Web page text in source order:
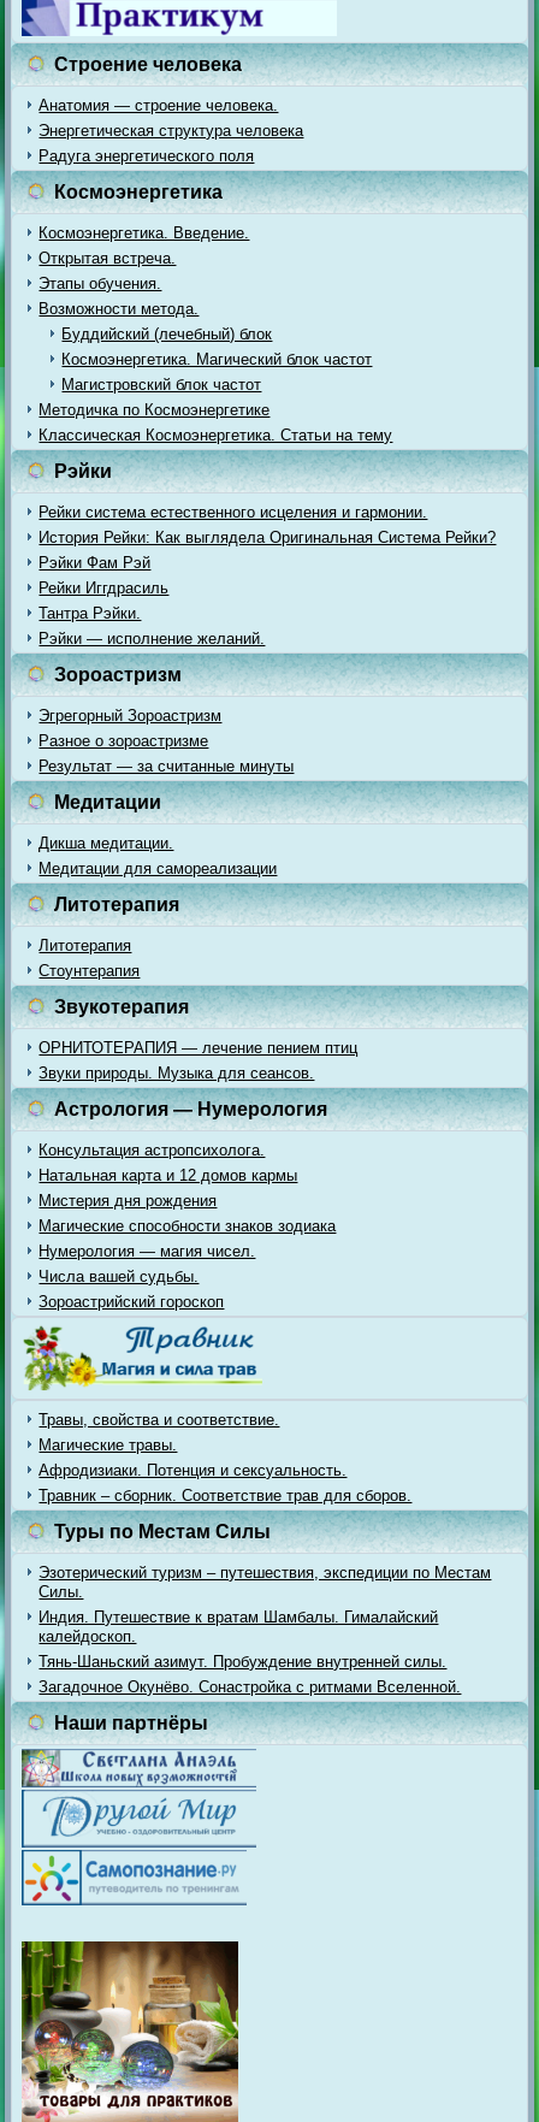
Строение человека
Анатомия — строение человека.
Энергетическая структура человека
Радуга энергетического поля
Космоэнергетика
Космоэнергетика. Введение.
Открытая встреча.
Этапы обучения.
Возможности метода.
Буддийский (лечебный) блок
Космоэнергетика. Магический блок частот
Магистровский блок частот
Методичка по Космоэнергетике
Классическая Космоэнергетика. Статьи на тему
Рэйки
Рейки система естественного исцеления и гармонии.
История Рейки: Как выглядела Оригинальная Система Рейки?
Рэйки Фам Рэй
Рейки Иггдрасиль
Тантра Рэйки.
Рэйки — исполнение желаний.
Зороастризм
Эгрегорный Зороастризм
Разное о зороастризме
Результат — за считанные минуты
Медитации
Дикша медитации.
Медитации для самореализации
Литотерапия
Литотерапия
Стоунтерапия
Звукотерапия
ОРНИТОТЕРАПИЯ — лечение пением птиц
Звуки природы. Музыка для сеансов.
Астрология — Нумерология
Консультация астропсихолога.
Натальная карта и 12 домов кармы
Мистерия дня рождения
Магические способности знаков зодиака
Нумерология — магия чисел.
Числа вашей судьбы.
Зороастрийский гороскоп
Травы, свойства и соответствие.
Магические травы.
Афродизиаки. Потенция и сексуальность.
Травник – сборник. Соответствие трав для сборов.
Туры по Местам Силы
Эзотерический туризм – путешествия, экспедиции по Местам
Силы.
Индия. Путешествие к вратам Шамбалы. Гималайский
калейдоскоп.
Тянь-Шаньский азимут. Пробуждение внутренней силы.
Загадочное Окунёво. Сонастройка с ритмами Вселенной.
Наши партнёры